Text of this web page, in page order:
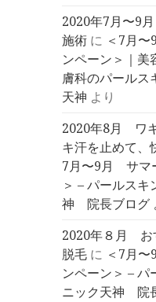
2020年7月〜9
施術 に ＜7月
ンペーン＞｜美
膚科のパールス
天神 より
2020年8月 ワ
キ汗を止めて、
7月〜9月 サマ
＞ – パールス
神 院長ブログ
2020年８月
脱毛 に ＜7月
ンペーン＞ – パ
ニック天神 院